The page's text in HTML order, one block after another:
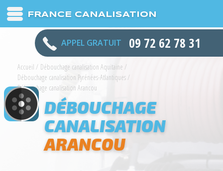
FRANCE CANALISATION
APPEL GRATUIT 09 72 62 78 31
Accueil / Débouchage canalisation Aquitaine /
Débouchage canalisation Pyrénées-Atlantiques/
Débouchage canalisation Arancou
DÉBOUCHAGE
CANALISATION
ARANCOU